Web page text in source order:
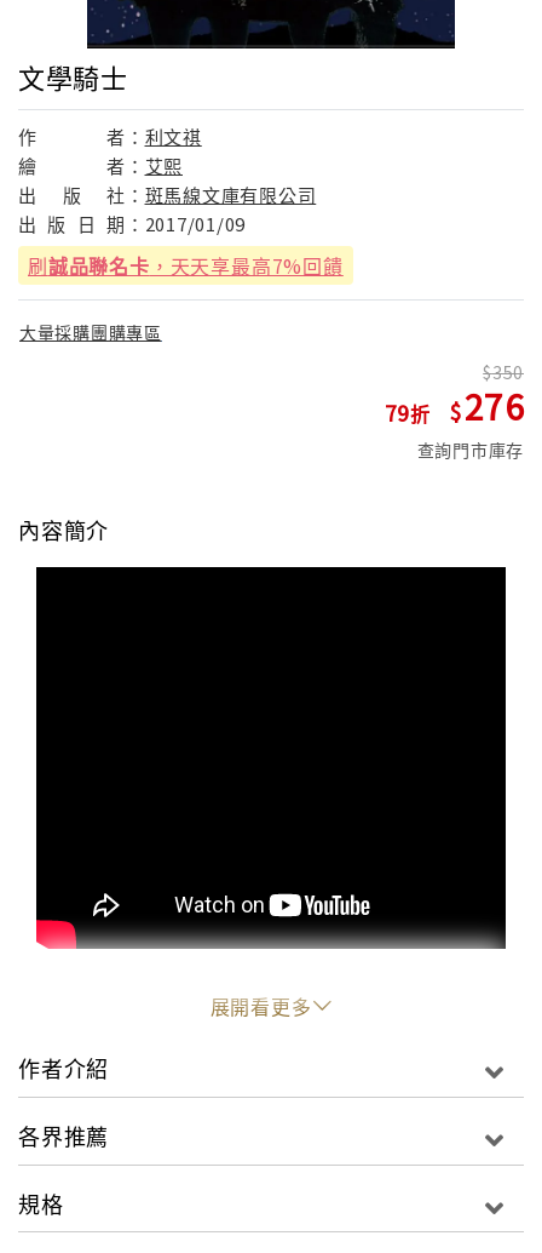
文學騎士
作 者： 利文祺
繪
者： 艾熙
出
版 社： 斑馬線文庫有限公司
出 版 日 期： 2017/01/09
刷誠品聯名卡 ，天天享最高7%回饋
大量採購團購專區
79
350
276
查詢門市庫存
內容簡介
《文學騎士》卸甲 第二回
https://youtu.be/Jv0VuWkeYRw
《文學騎士》卸甲 第四回:
展開看更多
作者介紹
各界推薦
規格